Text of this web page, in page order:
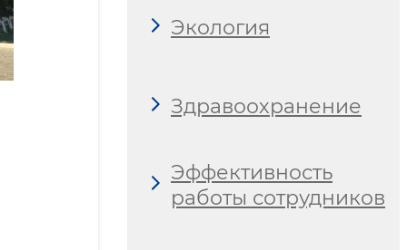
Экология
Здравоохранение
Эффективность
работы сотрудников